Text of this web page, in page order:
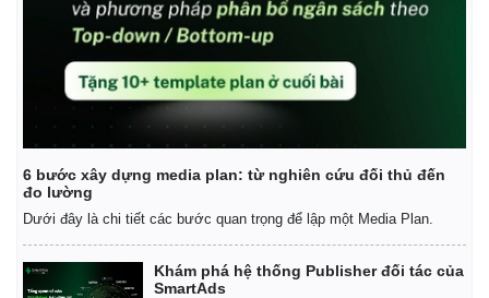
Tin nóng
Tư vấn luật
Vũ khí
Việt Nam
Phân tích
6 bước xây dựng media plan: từ nghiên cứu đối thủ đến
đo lường
Dưới đây là chi tiết các bước quan trọng để lập một Media Plan.
Khám phá hệ thống Publisher đối tác của
SmartAds